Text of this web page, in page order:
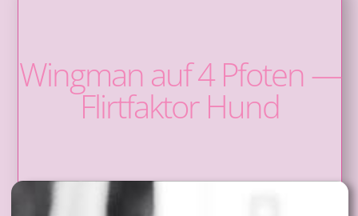
Wingman auf 4 Pfoten —
Flirtfaktor Hund